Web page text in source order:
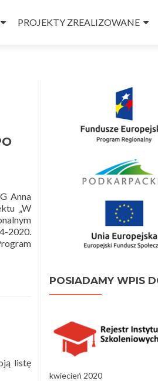
PROJEKTY ZREALIZOWANE
Anna
„W
2020.
listę
POSIADAMY WPIS
kwiecień 2020